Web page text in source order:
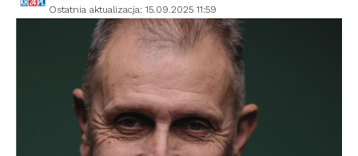
Ostatnia aktualizacja: 15.09.2025 11:59